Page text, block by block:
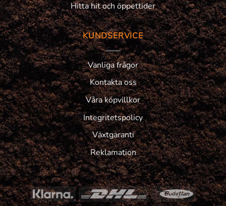
Hitta hit och öppettider
KUNDSERVICE
Vanliga frågor
Kontakta oss
Våra köpvillkor
Integritetspolicy
Växtgaranti
Reklamation